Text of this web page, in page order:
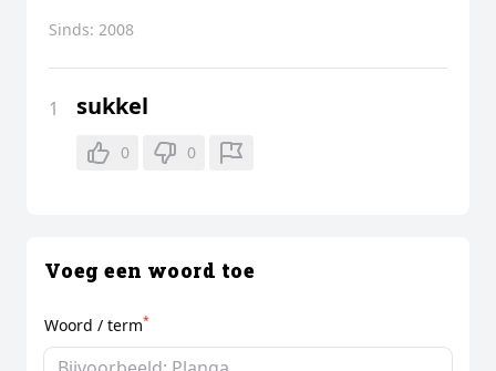
Sinds: 2008
1 sukkel
0 0
Voeg een woord toe
Woord / term*